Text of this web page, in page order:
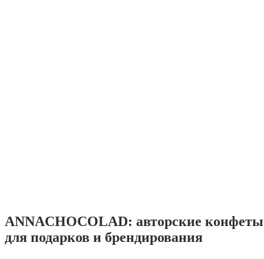
ANNACHOCOLAD: авторские
для подарков и брендирования